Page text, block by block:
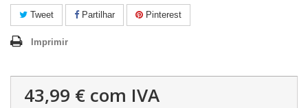
Tweet Partilhar Pinterest
Imprimir
43,99 € com IVA